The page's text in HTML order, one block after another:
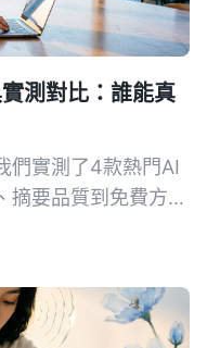
測對比：誰能真
們實測了4款熱門AI
摘要品質到免費方